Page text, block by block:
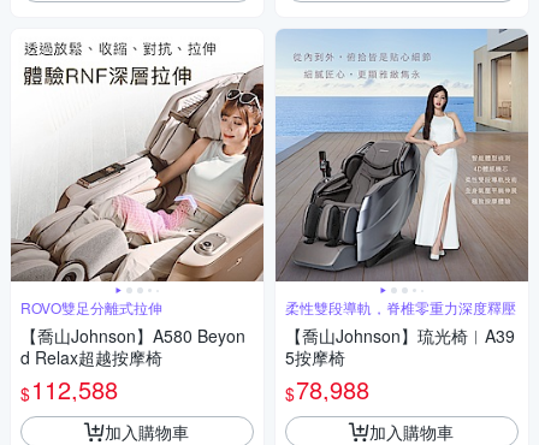
ROVO雙足分離式拉伸
【喬山Johnson】A580 Beyon
d Relax超越按摩椅
$112,588
加入購物車
柔性雙段導軌，脊椎零重力深度釋壓
【喬山Johnson】琉光椅︱A39
5按摩椅
$78,988
加入購物車